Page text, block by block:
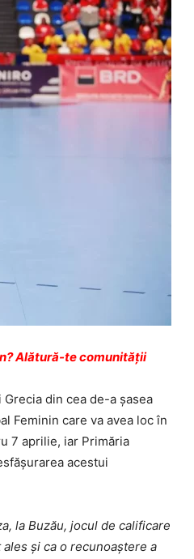
Alătură-te comunității
din cea de-a şasea
Feminin care va avea loc în
7 aprilie, iar Primăria
acestui
la Buzău, jocul de calificare
şi ca o recunoaştere a